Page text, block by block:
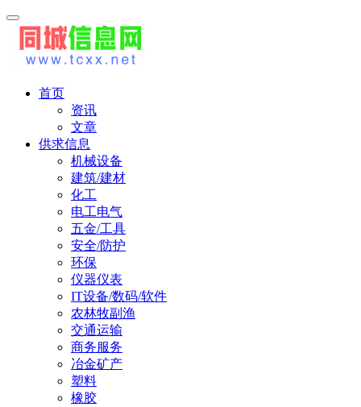
首页
资讯
文章
供求信息
机械设备
建筑/建材
化工
电工电气
五金/工具
安全/防护
环保
仪器仪表
IT设备/数码/软件
农林牧副渔
交通运输
商务服务
冶金矿产
塑料
橡胶